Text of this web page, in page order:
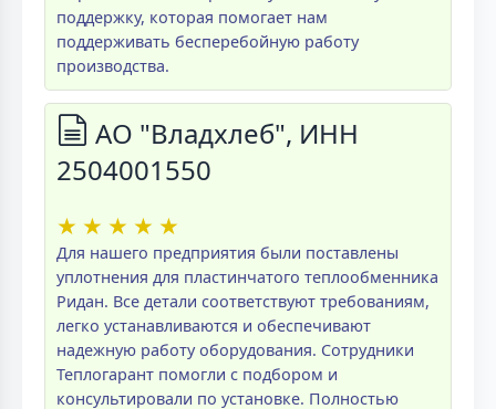
поддержку, которая помогает нам
поддерживать бесперебойную работу
производства.
АО "Владхлеб", ИНН
2504001550
★ ★ ★ ★ ★
Для нашего предприятия были поставлены
уплотнения для пластинчатого теплообменника
Ридан. Все детали соответствуют требованиям,
легко устанавливаются и обеспечивают
надежную работу оборудования. Сотрудники
Теплогарант помогли с подбором и
консультировали по установке. Полностью